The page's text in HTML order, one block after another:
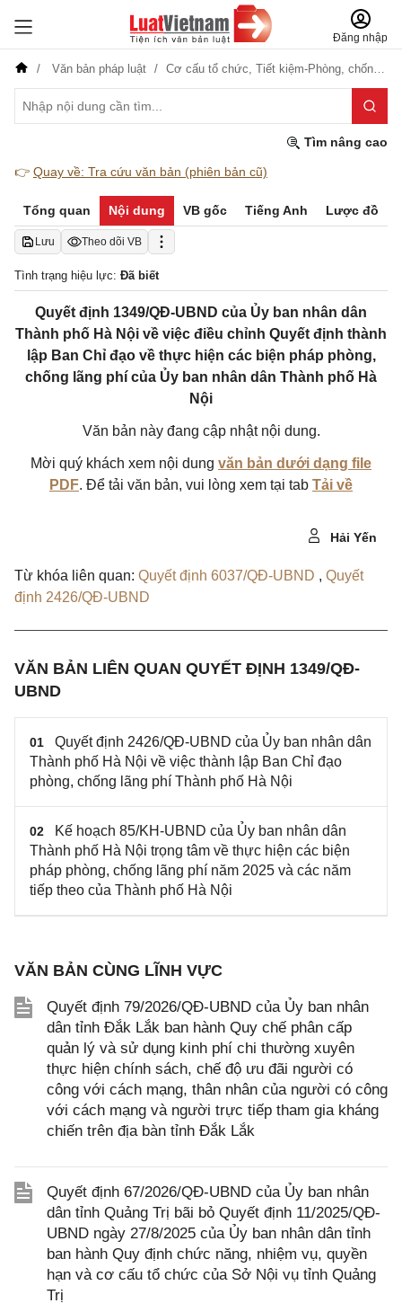
Đăng nhập
Văn bản pháp luật Cơ cấu tổ chức, Tiết kiệm-Phòng, chống tham nhũng, lãng phí
Tìm nâng cao
👉 Quay về: Tra cứu văn bản (phiên bản cũ)
Tổng quan Nội dung VB gốc Tiếng Anh Lược đồ
Lưu Theo dõi VB
Tình trạng hiệu lực: Đã biết
Quyết định 1349/QĐ-UBND của Ủy ban nhân dân
Thành phố Hà Nội về việc điều chỉnh Quyết định thành
lập Ban Chỉ đạo về thực hiện các biện pháp phòng,
chống lãng phí của Ủy ban nhân dân Thành phố Hà
Nội
Văn bản này đang cập nhật nội dung.
Mời quý khách xem nội dung văn bản dưới dạng file
PDF. Để tải văn bản, vui lòng xem tại tab Tải về
Hải Yến
Từ khóa liên quan: Quyết định 6037/QĐ-UBND , Quyết
định 2426/QĐ-UBND
VĂN BẢN LIÊN QUAN QUYẾT ĐỊNH 1349/QĐ-
UBND
01
Quyết định 2426/QĐ-UBND của Ủy ban nhân dân
Thành phố Hà Nội về việc thành lập Ban Chỉ đạo
phòng, chống lãng phí Thành phố Hà Nội
02
Kế hoạch 85/KH-UBND của Ủy ban nhân dân
Thành phố Hà Nội trọng tâm về thực hiện các biện
pháp phòng, chống lãng phí năm 2025 và các năm
tiếp theo của Thành phố Hà Nội
VĂN BẢN CÙNG LĨNH VỰC
Quyết định 79/2026/QĐ-UBND của Ủy ban nhân
dân tỉnh Đắk Lắk ban hành Quy chế phân cấp
quản lý và sử dụng kinh phí chi thường xuyên
thực hiện chính sách, chế độ ưu đãi người có
công với cách mạng, thân nhân của người có công
với cách mạng và người trực tiếp tham gia kháng
chiến trên địa bàn tỉnh Đắk Lắk
Quyết định 67/2026/QĐ-UBND của Ủy ban nhân
dân tỉnh Quảng Trị bãi bỏ Quyết định 11/2025/QĐ-
UBND ngày 27/8/2025 của Ủy ban nhân dân tỉnh
ban hành Quy định chức năng, nhiệm vụ, quyền
hạn và cơ cấu tổ chức của Sở Nội vụ tỉnh Quảng
Trị